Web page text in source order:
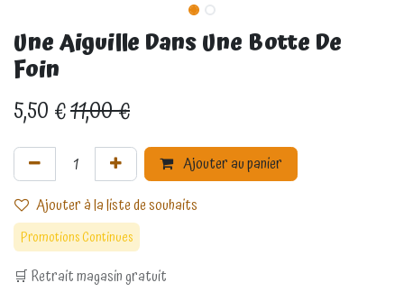
Une Aiguille Dans Une Botte De
Foin
5,50€11,00€
Ajouter au panier
Ajouter à la liste de souhaits
Promotions Continues
🛒 Retrait magasin gratuit